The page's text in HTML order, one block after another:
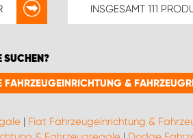
INSGESAMT111
SUCHEN?
&
| Fiat Fahrzeugeinrichtung &